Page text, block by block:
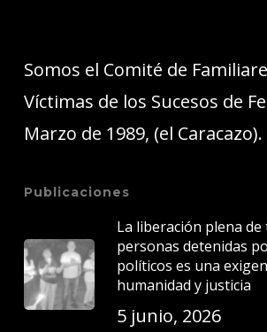
Somos el Comité de
Víctimas de los Sucesos de
Marzo de 1989, (el Caracazo).
Publicaciones
La liberación plena de
personas detenidas
políticos es una
humanidad y justicia
5 junio, 2026